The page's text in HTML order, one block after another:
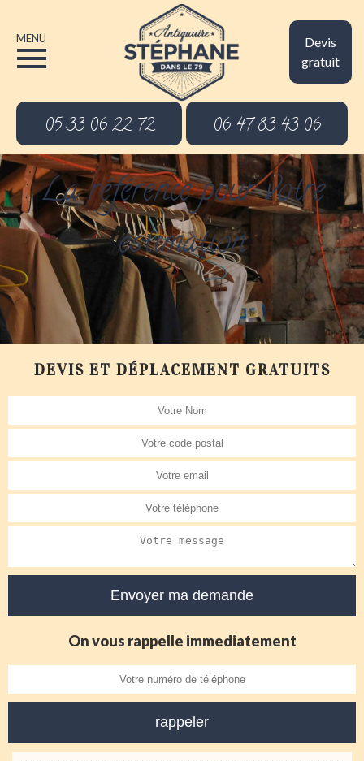
Devis
gratuit
MENU
05 33 06 22 72 06 47 83 43 06
La référence pour votre
estimation
DEVIS ET DÉPLACEMENT GRATUITS
On vous rappelle immediatement